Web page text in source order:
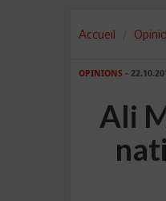
Accueil
OPINIONS -
Ali